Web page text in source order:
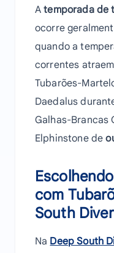
Atemporada de
ocorre
quando a
correntes
Tubarões-
Daedalus
Galhas-Brancas
Elphinstone de
com
South
Na Deep South